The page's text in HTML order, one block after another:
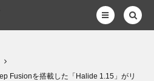
Fusionを搭載した「Halide 1.15」がリ